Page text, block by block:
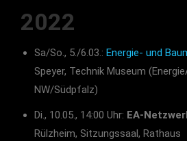
2022
Sa/So., 5./6.03.: Energie- und
Speyer, Technik Museum
NW/Südpfalz)
Di., 10.05., 14:00 Uhr: EA-
Rülzheim, Sitzungssaal, Rathaus